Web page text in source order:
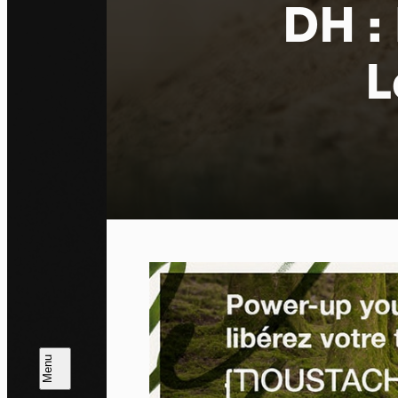
DH
Tout